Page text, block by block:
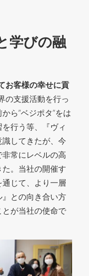
学びの融
お客様の幸せに貢
の支援活動を行っ
ら”ベジポタ”をは
行う等、『ヴィ
してきたが、今
常にレベルの高
。当社の開催す
通じて、より一層
との向き合い方
が当社の使命で